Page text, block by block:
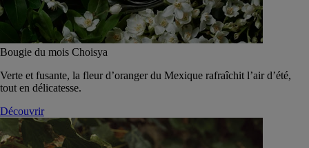
Bougie du mois Choisya
Verte et fusante, la fleur d’oranger du Mexique rafraîchit l’air d’été,
tout en délicatesse.
Découvrir